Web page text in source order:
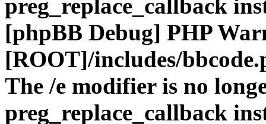
preg_replace_callback
[phpBB Debug] PHP
[ROOT]/includes/
The /e modifier is no
preg_replace_callback